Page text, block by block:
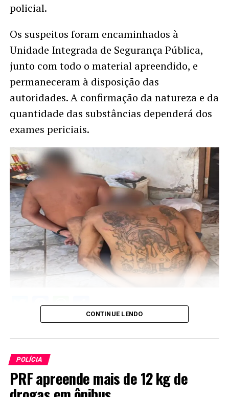
policial.
Os suspeitos foram encaminhados à
Unidade Integrada de Segurança Pública,
junto com todo o material apreendido, e
permaneceram à disposição das
autoridades. A confirmação da natureza e da
quantidade das substâncias dependerá dos
exames periciais.
Twitter
Facebook
WhatsApp
Share
CONTINUE LENDO
POLÍCIA
PRF apreende mais de 12 kg de